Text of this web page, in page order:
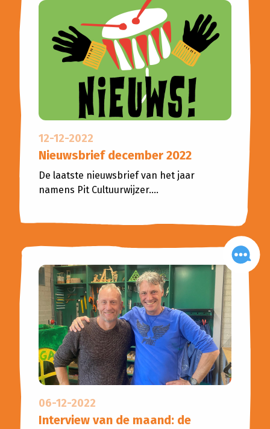
12-12-2022
Nieuwsbrief december 2022
De laatste nieuwsbrief van het jaar
namens Pit Cultuurwijzer....
06-12-2022
Interview van de maand: de